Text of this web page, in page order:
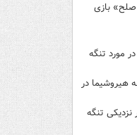
صلح‌» بازی
مورد تنگه
هیروشیما در
تنگه